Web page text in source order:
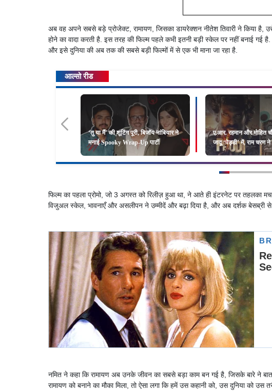
अब वह अपने सबसे बड़े प्रोजेक्ट, रामायण, जिसका डायरेक्शन नीतेश तिवारी ने किया है,
होने का वादा करती है. इस तरह की फिल्म पहले कभी इतनी बड़ी स्केल पर नहीं बनाई गई
और इसे दुनिया की अब तक की सबसे बड़ी फिल्मों में से एक भी माना जा रहा है.
आल्सो रीड
‘तु या मैं’ की शूटिंग पूरी, बिजॉय नांबियार ने
मनाई Spooky Wrap-Up पार्टी
ए.आर. रहमान और मोहित
जादू ‘पेड्डी’ में, राम चरण
फिल्म का पहला प्रोमो, जो 3 अगस्त को रिलीज़ हुआ था, ने आते ही इंटरनेट पर तहलका
विजुअल स्केल, भावनाएँ और असलीपन ने उम्मीदें और बढ़ा दिया है, और अब दर्शक बेसब्री
नमित ने कहा कि रामायण अब उनके जीवन का सबसे बड़ा काम बन गई है, जिसके बारे ने
रामायण को बनाने का मौका मिला, तो ऐसा लगा कि हमें उस कहानी को, उस दुनिया को